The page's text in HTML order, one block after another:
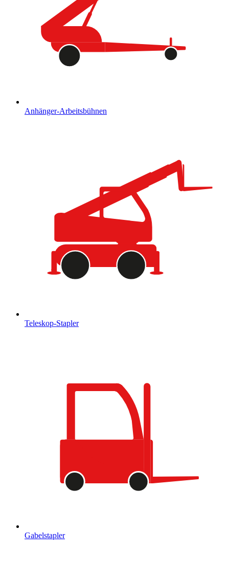
Anhänger-Arbeitsbühnen
Teleskop-Stapler
Gabelstapler